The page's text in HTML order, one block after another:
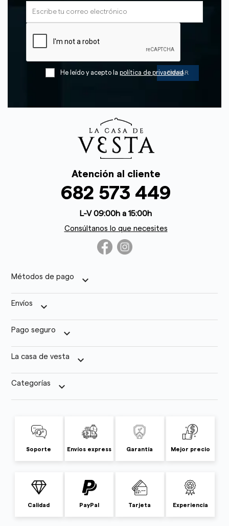
He leído y acepto la política de privacidad
Atención al cliente
682 573 449
L-V 09:00h a 15:00h
Consúltanos lo que necesites
Métodos de pago keyboard_arrow_down
Envíos keyboard_arrow_down
Pago seguro keyboard_arrow_down
La casa de vesta keyboard_arrow_down
Categorías keyboard_arrow_down
Soporte Envíos express Garantía Mejor precio
Calidad PayPal Tarjeta Experiencia